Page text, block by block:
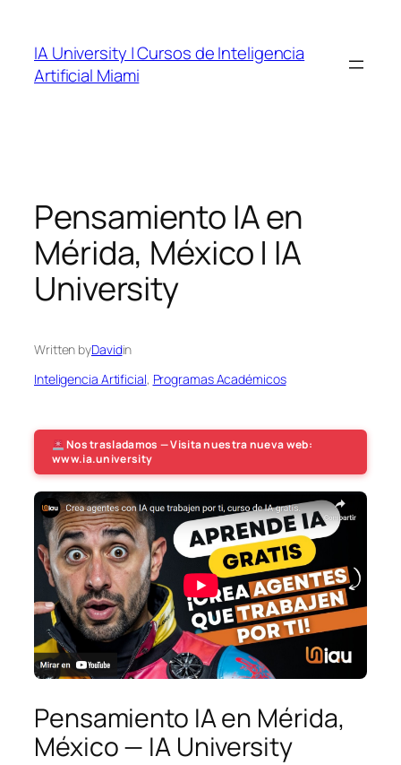
content
IA University | Cursos de Inteligencia
Artificial Miami
Pensamiento IA en
Mérida, México | IA
University
Written byDavidin
Inteligencia Artificial, Programas Académicos
Nos trasladamos — Visita nuestra nueva web:
www.ia.university
Pensamiento IA en Mérida,
México — IA University